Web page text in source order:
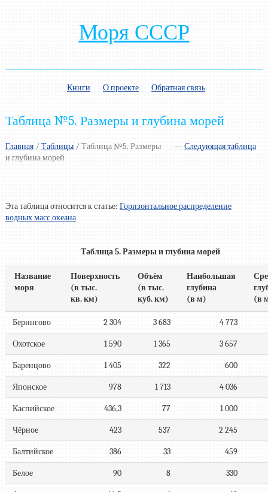
Моря СССР
Книги О проекте Обратная связь
Таблица №5. Размеры и глубина морей
Главная/ —Следующая таблица
Таблицы/ Таблица №5. Размеры
и глубина морей
Эта таблица относится к статье: Горизонтальное распределение
водных масс океана
Таблица 5. Размеры и глубина морей
Название
моря
Поверхность
(в тыс.
кв. км)
Объём
(в тыс.
куб. км)
Наибольшая
глубина
(в м)
(в
Берингово 2 304 3 683 4 773
Охотское 1 590 1 365 3 657
Баренцово 1 405 322 600
Японское 978 1 713 4 036
Каспийское 436,3 77 1 000
Чёрное 423 537 2 245
Балтийское 386 33 459
Белое 90 8 330